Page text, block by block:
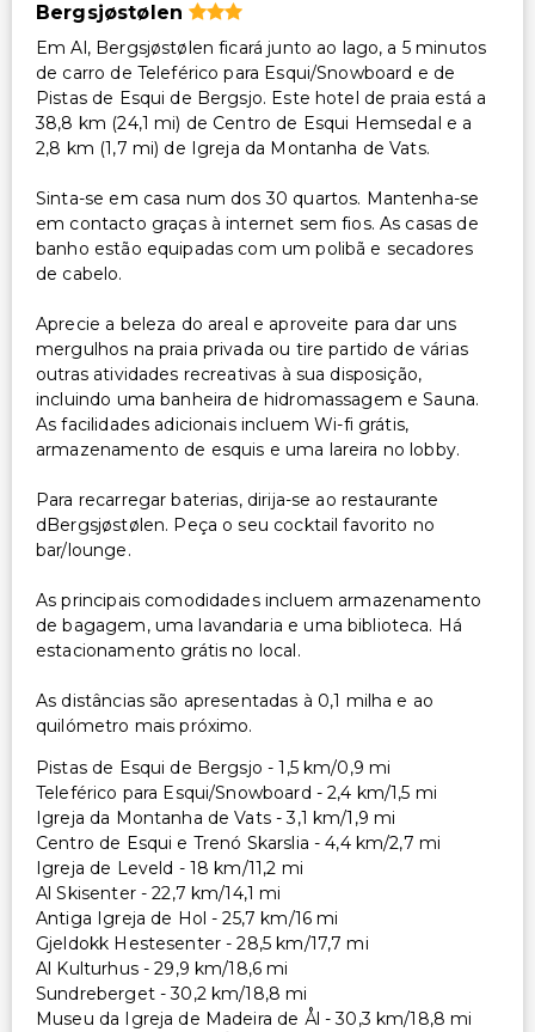
Bergsjøstølen
Em Al, Bergsjøstølen ficará junto ao lago, a 5 minutos
de carro de Teleférico para Esqui/Snowboard e de
Pistas de Esqui de Bergsjo. Este hotel de praia está a
38,8 km (24,1 mi) de Centro de Esqui Hemsedal e a
2,8 km (1,7 mi) de Igreja da Montanha de Vats.
Sinta-se em casa num dos 30 quartos. Mantenha-se
em contacto graças à internet sem fios. As casas de
banho estão equipadas com um polibã e secadores
de cabelo.
Aprecie a beleza do areal e aproveite para dar uns
mergulhos na praia privada ou tire partido de várias
outras atividades recreativas à sua disposição,
incluindo uma banheira de hidromassagem e Sauna.
As facilidades adicionais incluem Wi-fi grátis,
armazenamento de esquis e uma lareira no lobby.
Para recarregar baterias, dirija-se ao restaurante
dBergsjøstølen. Peça o seu cocktail favorito no
bar/lounge.
As principais comodidades incluem armazenamento
de bagagem, uma lavandaria e uma biblioteca. Há
estacionamento grátis no local.
As distâncias são apresentadas à 0,1 milha e ao
quilómetro mais próximo.
Pistas de Esqui de Bergsjo - 1,5 km/0,9 mi
Teleférico para Esqui/Snowboard - 2,4 km/1,5 mi
Igreja da Montanha de Vats - 3,1 km/1,9 mi
Centro de Esqui e Trenó Skarslia - 4,4 km/2,7 mi
Igreja de Leveld - 18 km/11,2 mi
Al Skisenter - 22,7 km/14,1 mi
Antiga Igreja de Hol - 25,7 km/16 mi
Gjeldokk Hestesenter - 28,5 km/17,7 mi
Al Kulturhus - 29,9 km/18,6 mi
Sundreberget - 30,2 km/18,8 mi
Museu da Igreja de Madeira de Ål - 30,3 km/18,8 mi